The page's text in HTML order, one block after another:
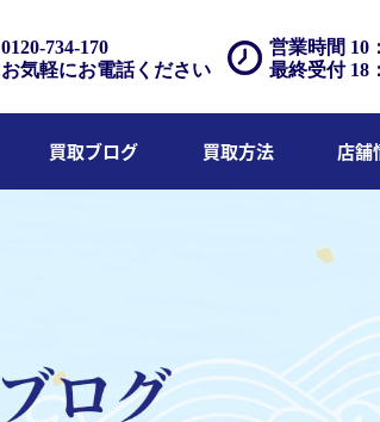
営業時間 10
最終受付 18
0120-734-170
お気軽にお電話ください
買取ブログ 買取方法 店舗